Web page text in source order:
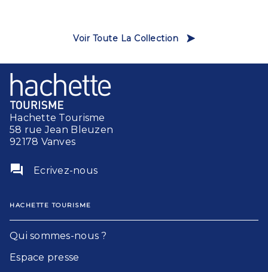
Voir Toute La Collection
Hachette Tourisme
58 rue Jean Bleuzen
92178 Vanves
question_answer Ecrivez-nous
HACHETTE TOURISME
Qui sommes-nous ?
Espace presse